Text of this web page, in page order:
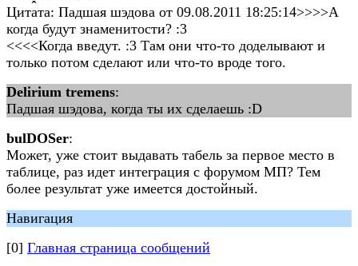
Цитата: Падшая шэдова от 09.08.2011 18:25:14>>>>А
когда будут знаменитости? :3
<<<<Когда введут. :3 Там они что-то доделывают и
только потом сделают или что-то вроде того.
Delirium tremens:
Падшая шэдова, когда ты их сделаешь :D
bulDOSer:
Может, уже стоит выдавать табель за первое место в
таблице, раз идет интеграция с форумом МП? Тем
более результат уже имеется достойный.
Навигация
[0] Главная страница сообщений